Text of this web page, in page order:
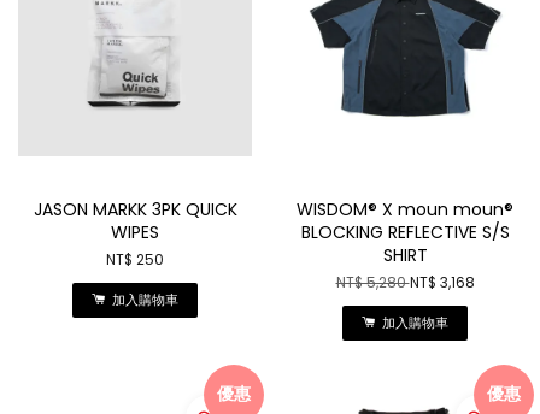
JASON MARKK 3PK QUICK
WIPES
NT$ 250
加入購物車
WISDOM® X moun moun®
BLOCKING REFLECTIVE S/S
SHIRT
NT$ 5,280NT$ 3,168
加入購物車
優惠 優惠